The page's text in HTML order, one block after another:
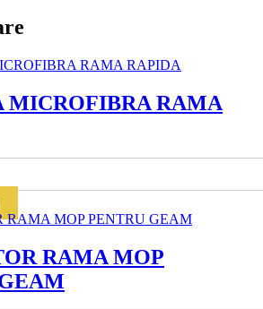
MICROFIBRA RAMA
RAMA MOP